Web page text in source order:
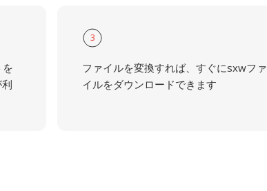
3
ファイルを変換すれば、すぐにsxwファ
イルをダウンロードできます